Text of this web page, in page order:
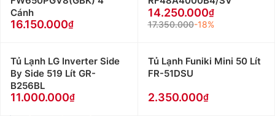
Cánh
16.150.000
14.250.000
17.350.000-18%
Tủ Lạnh LG Inverter Side
By Side 519 Lít GR-
B256BL
11.000.000
Tủ Lạnh Funiki Mini 50 Lít
FR-51DSU
2.350.000